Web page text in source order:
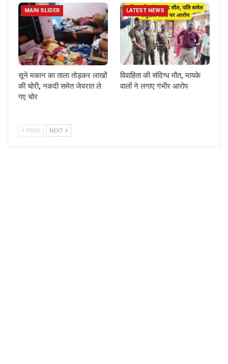
MAIN SLIDER
सूने मकान का ताला तोड़कर लाखों
की चोरी, नकदी समेत जेवरात ले
गए चोर
LATEST NEWS
विवाहिता की संदिग्ध मौत, मायके
वालों ने लगाए गंभीर आरोप
PREV NEXT